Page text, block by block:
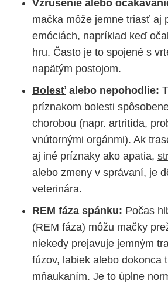
Vzrušenie alebo
mačka môže jemne triasť aj
emóciách, napríklad keď
hru. Často je to spojené s
napätým postojom.
Bolesť alebo nepohodlie:
príznakom bolesti
chorobou (napr. artritída,
vnútornými orgánmi). Ak
aj iné príznaky ako apatia,
alebo zmeny v správaní, je
veterinára.
REM fáza spánku: Počas
(REM fáza) môžu mačky
niekedy prejavuje jemným
fúzov, labiek alebo dokonca
mňaukaním. Je to úplne